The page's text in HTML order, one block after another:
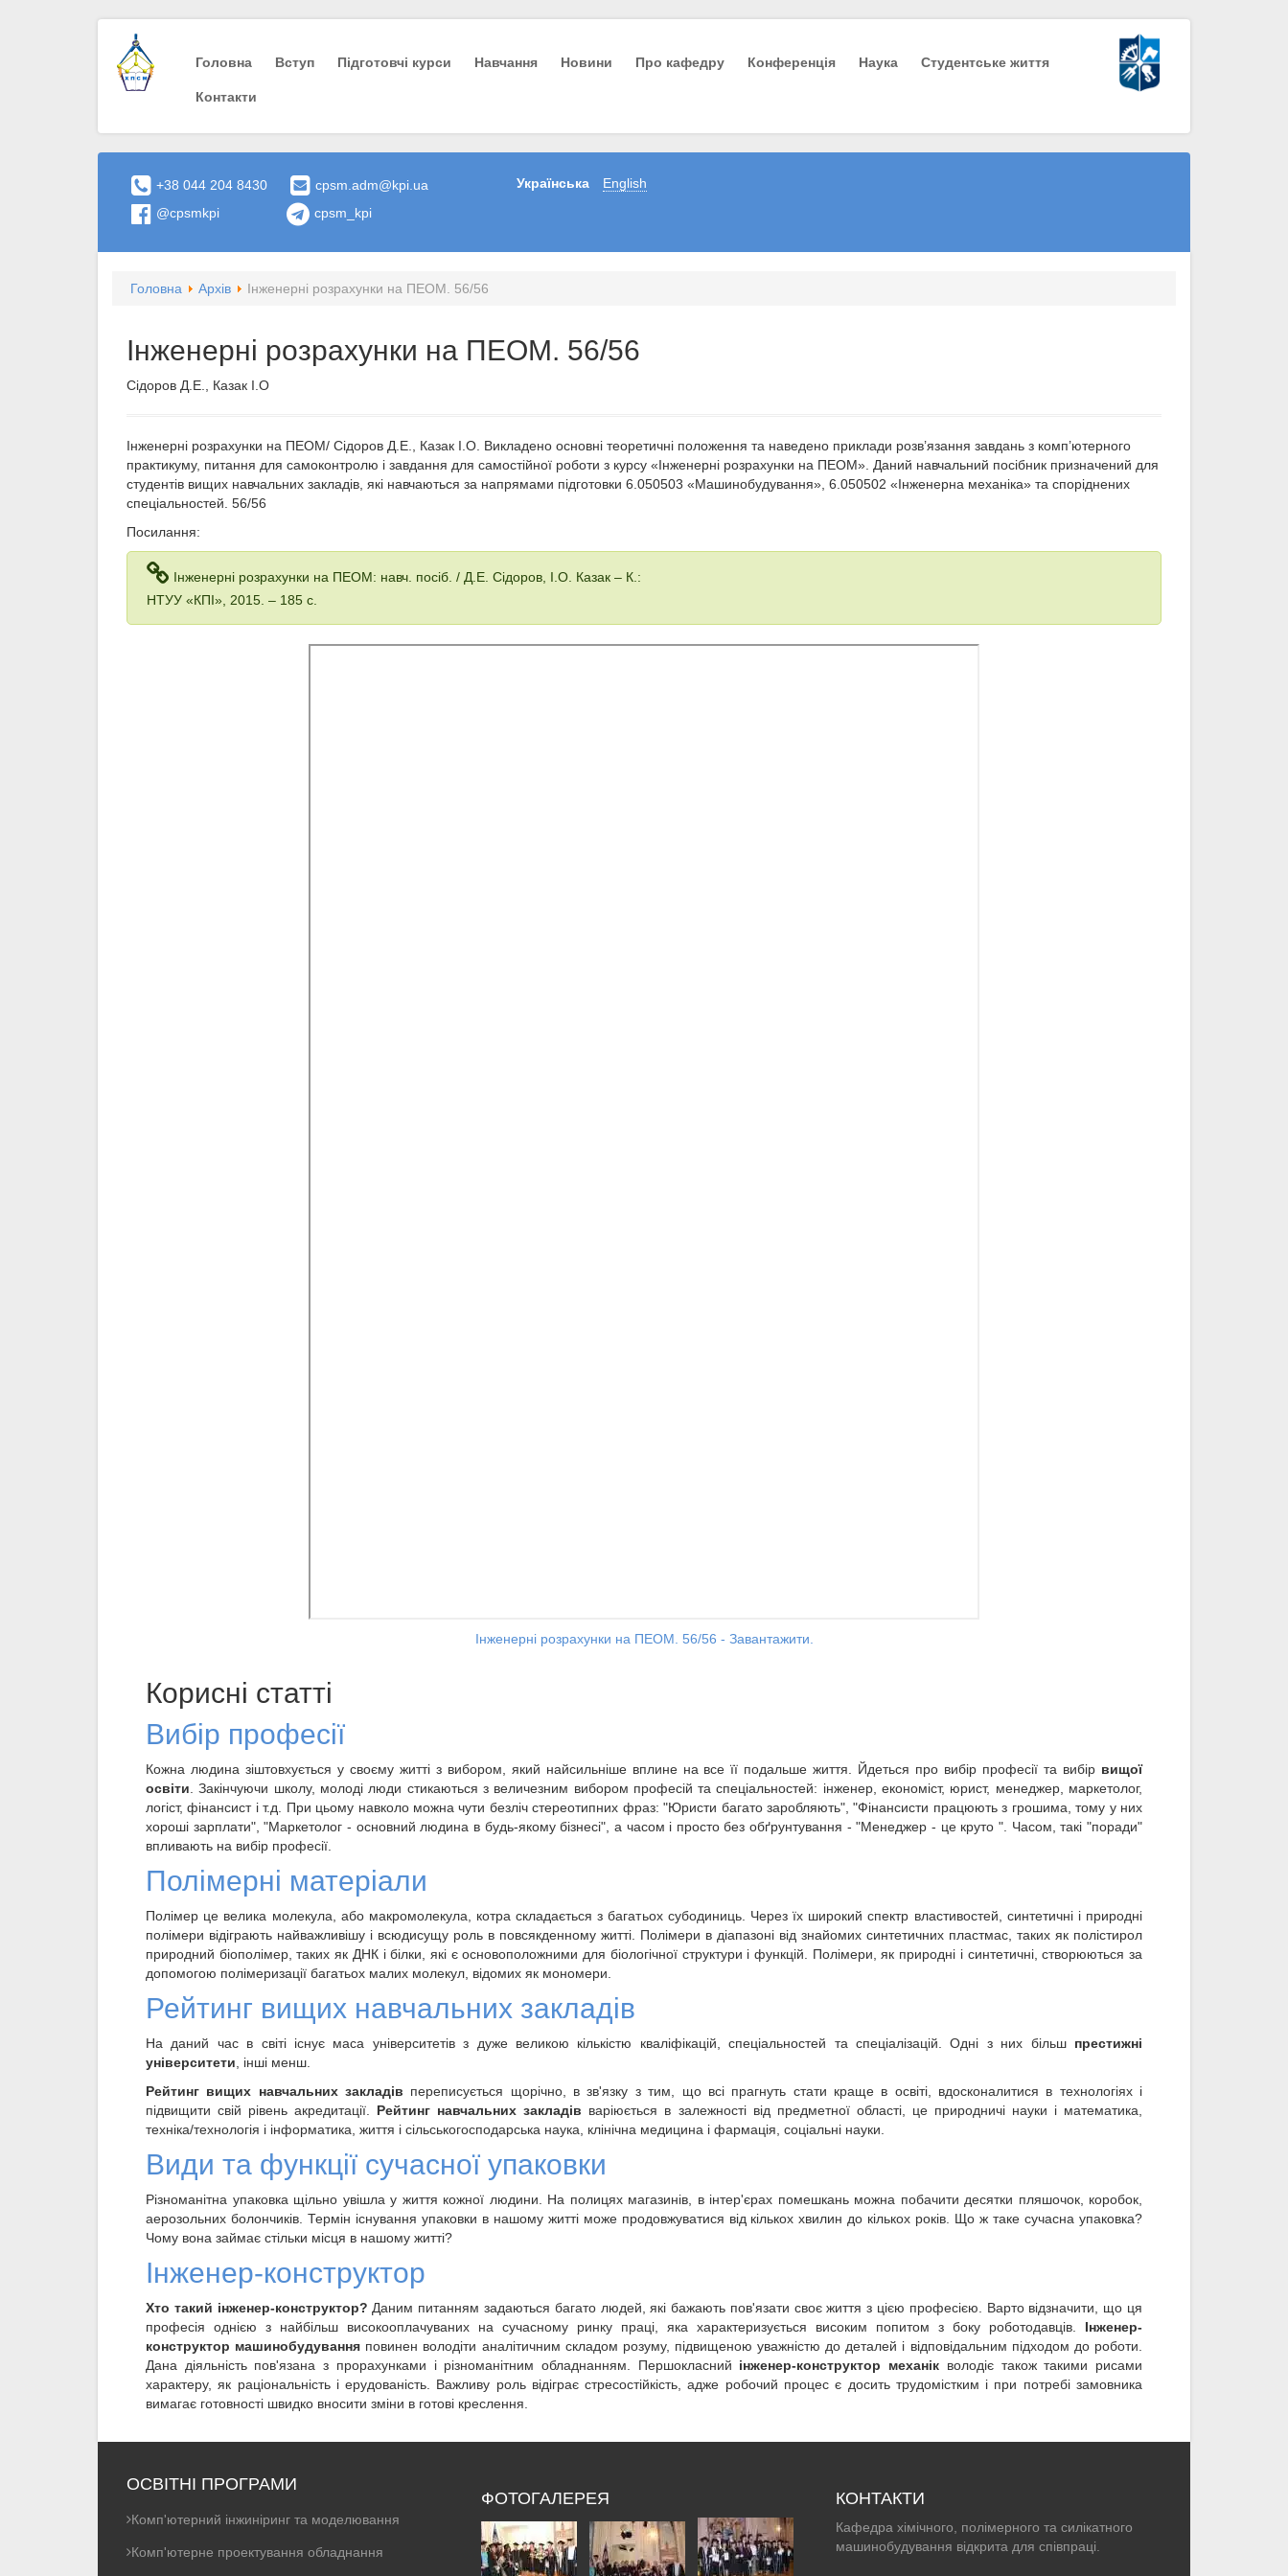
Головна Вступ Пiдготовчi курси Навчання Новини Про кафедру Конференція Наука Студентське життя
Контакти
+38 044 204 8430
cpsm.adm@kpi.ua
@cpsmkpi
cpsm_kpi
Українська English
Головна Архів Інженерні розрахунки на ПЕОМ. 56/56
Інженерні розрахунки на ПЕОМ. 56/56
Сідоров Д.Е., Казак І.О
Інженерні розрахунки на ПЕОМ/ Сідоров Д.Е., Казак І.О. Викладено основні теоретичні положення та наведено приклади розв’язання завдань з комп’ютерного
практикуму, питання для самоконтролю і завдання для самостійної роботи з курсу «Інженерні розрахунки на ПЕОМ». Даний навчальний посібник призначений для
студентів вищих навчальних закладів, які навчаються за напрямами підготовки 6.050503 «Машинобудування», 6.050502 «Інженерна механіка» та споріднених
спеціальностей. 56/56
Посилання:
Інженерні розрахунки на ПЕОМ: навч. посіб. / Д.Е. Сідоров, І.О. Казак – К.:
НТУУ «КПІ», 2015. – 185 с.
Інженерні розрахунки на ПЕОМ. 56/56 - Завантажити.
Корисні статті
Вибір професії
Кожна людина зіштовхується у своєму житті з вибором, який найсильніше вплине на все її подальше життя. Йдеться про вибір професії та вибір вищої
освіти . Закінчуючи школу, молоді люди стикаються з величезним вибором професій та спеціальностей: інженер, економіст, юрист, менеджер, маркетолог,
логіст, фінансист і т.д. При цьому навколо можна чути безліч стереотипних фраз: "Юристи багато заробляють", "Фінансисти працюють з грошима, тому у них
хороші зарплати", "Маркетолог - основний людина в будь-якому бізнесі", а часом і просто без обґрунтування - "Менеджер - це круто ". Часом, такі "поради"
впливають на вибір професії.
Полімерні матеріали
Полімер це велика молекула, або макромолекула, котра складається з багатьох субодиниць. Через їх широкий спектр властивостей, синтетичні і природні
полімери відіграють найважливішу і всюдисущу роль в повсякденному житті. Полімери в діапазоні від знайомих синтетичних пластмас, таких як полістирол
природний біополімер, таких як ДНК і білки, які є основоположними для біологічної структури і функцій. Полімери, як природні і синтетичні, створюються за
допомогою полімеризації багатьох малих молекул, відомих як мономери.
Рейтинг вищих навчальних закладів
На даний час в світі існує маса університетів з дуже великою кількістю кваліфікацій, спеціальностей та спеціалізацій. Одні з них більш престижні
університети , інші менш.
Рейтинг вищих навчальних закладів переписується щорічно, в зв'язку з тим, що всі прагнуть стати краще в освіті, вдосконалитися в технологіях і
підвищити свій рівень акредитації. Рейтинг навчальних закладів варіюється в залежності від предметної області, це природничі науки і математика,
техніка/технологія і інформатика, життя і сільськогосподарська наука, клінічна медицина і фармація, соціальні науки.
Види та функції сучасної упаковки
Різноманітна упаковка щільно увішла у життя кожної людини. На полицях магазинів, в інтер'єрах помешкань можна побачити десятки пляшочок, коробок,
аерозольних болончиків. Термін існування упаковки в нашому житті може продовжуватися від кількох хвилин до кількох років. Що ж таке сучасна упаковка?
Чому вона займає стільки місця в нашому житті?
Інженер-конструктор
Хто такий інженер-конструктор? Даним питанням задаються багато людей, які бажають пов'язати своє життя з цією професією. Варто відзначити, що ця
професія однією з найбільш високооплачуваних на сучасному ринку праці, яка характеризується високим попитом з боку роботодавців. Інженер-
конструктор машинобудування повинен володіти аналітичним складом розуму, підвищеною уважністю до деталей і відповідальним підходом до роботи.
Дана діяльність пов'язана з прорахунками і різноманітним обладнанням. Першокласний інженер-конструктор механік володіє також такими рисами
характеру, як раціональність і ерудованість. Важливу роль відіграє стресостійкість, адже робочий процес є досить трудомістким і при потребі замовника
вимагає готовності швидко вносити зміни в готові креслення.
ОСВІТНІ ПРОГРАМИ
Комп'ютерний інжиніринг та моделювання
Комп'ютерне проектування обладнання
ФОТОГАЛЕРЕЯ КОНТАКТИ
Кафедра хімічного, полімерного та силікатного
машинобудування відкрита для співпраці.